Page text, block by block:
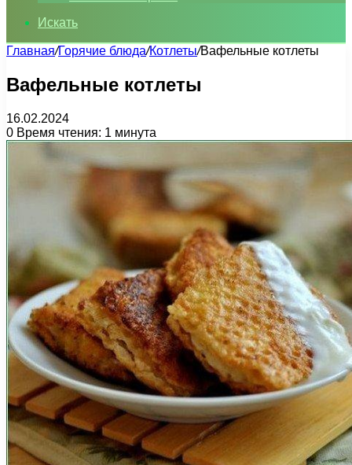
Искать
Главная/Горячие блюда/Котлеты/Вафельные котлеты
Вафельные котлеты
16.02.2024
0 Время чтения: 1 минута